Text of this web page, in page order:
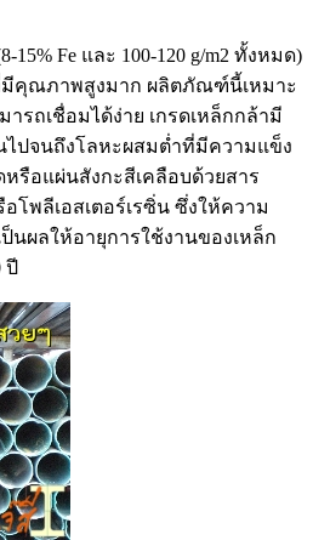
15% Fe และ 100-120 g/m2 ทั้งหมด)
มีคุณภาพสูงมาก ผลิตภัณฑ์นี้เหมาะ
รถเชื่อมได้ง่าย เกรดเหล็กกล้ามี
ปจนถึงโลหะผสมต่ำที่มีความแข็ง
รือแผ่นสังกะสีเคลือบด้วยสาร
โพลีเอสเตอร์เรซิ่น ซึ่งให้ความ
ผลให้อายุการใช้งานของเหล็ก
ปี